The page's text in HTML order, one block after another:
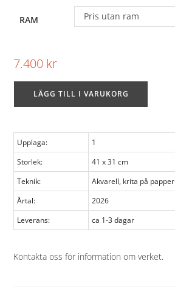
RAM Pris utan ram
7.400 kr
LÄGG TILL I VARUKORG
Upplaga:
1
Storlek:
41 x 31 cm
Teknik:
Akvarell, krita på papper
Årtal:
2026
Leverans:
ca 1-3 dagar
Kontakta oss för information om verket.